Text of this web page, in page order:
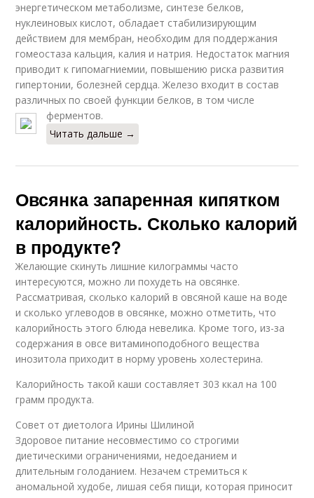
энергетическом метаболизме, синтезе белков,
нуклеиновых кислот, обладает стабилизирующим
действием для мембран, необходим для поддержания
гомеостаза кальция, калия и натрия. Недостаток магния
приводит к гипомагниемии, повышению риска развития
гипертонии, болезней сердца. Железо входит в состав
различных по своей функции белков, в том числе
ферментов.
Читать дальше →
Овсянка запаренная кипятком
калорийность. Сколько калорий
в продукте?
Желающие скинуть лишние килограммы часто
интересуются, можно ли похудеть на овсянке.
Рассматривая, сколько калорий в овсяной каше на воде
и сколько углеводов в овсянке, можно отметить, что
калорийность этого блюда невелика. Кроме того, из-за
содержания в овсе витаминоподобного вещества
инозитола приходит в норму уровень холестерина.
Калорийность такой каши составляет 303 ккал на 100
грамм продукта.
Совет от диетолога Ирины Шилиной
Здоровое питание несовместимо со строгими
диетическими ограничениями, недоеданием и
длительным голоданием. Незачем стремиться к
аномальной худобе, лишая себя пищи, которая приносит